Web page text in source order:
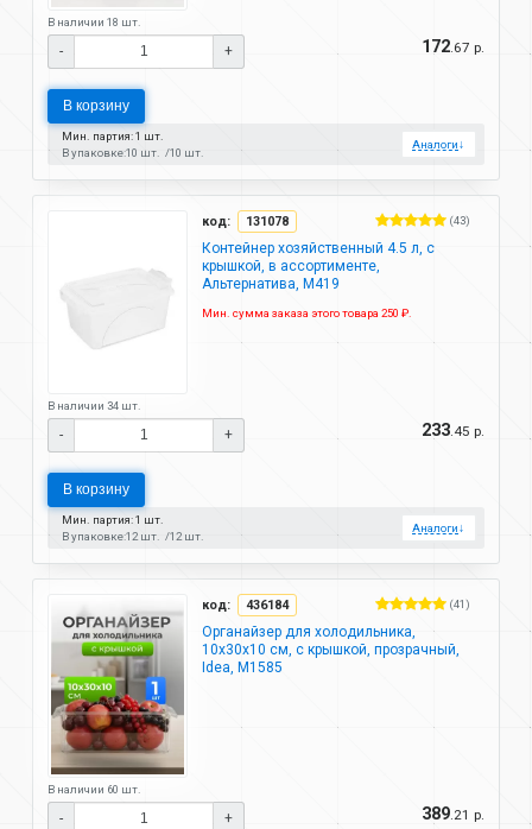
В наличии 18 шт.
- + 172 .67 р.
В корзину
Мин. партия: 1 шт.
В упаковке:10 шт. 10 шт.
Аналоги↓
код: 131078 (43)
Контейнер хозяйственный 4.5 л, с
крышкой, в ассортименте,
Альтернатива, М419
Мин. сумма заказа этого товара 250 ₽.
В наличии 34 шт.
- + 233 .45 р.
В корзину
Мин. партия: 1 шт.
В упаковке:12 шт. 12 шт.
Аналоги↓
код: 436184 (41)
Органайзер для холодильника,
10х30х10 см, с крышкой, прозрачный,
Idea, М1585
В наличии 60 шт.
- + 389 .21 р.